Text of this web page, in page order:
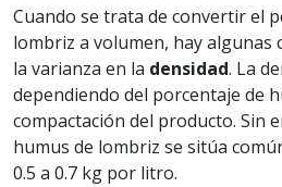
Cuando se trata de convertir el
lombriz a volumen, hay algunas
la varianza en la densidad. La
dependiendo del porcentaje de
compactación del producto. Sin
humus de lombriz se sitúa
0.5 a 0.7 kg por litro.